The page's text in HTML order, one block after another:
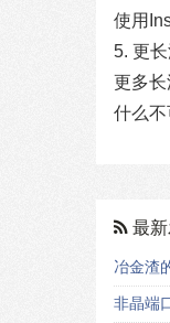
使用
5. 更
更多
什么不
最
冶金渣
非晶端